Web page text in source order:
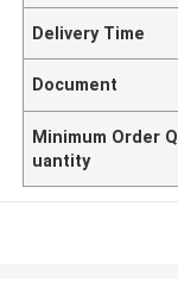
Delivery Time
Document
Minimum Order Q
uantity